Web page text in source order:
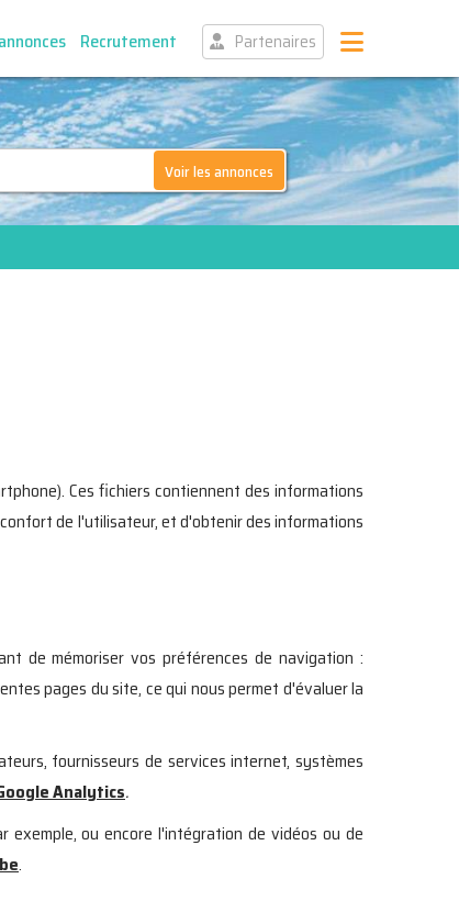
Recrutement Partenaires
Voir les annonces
Ces fichiers contiennent des informations
de l'utilisateur, et d'obtenir des informations
de mémoriser vos préférences de navigation :
pages du site, ce qui nous permet d'évaluer la
fournisseurs de services internet, systèmes
Analytics.
ou encore l'intégration de vidéos ou de
.